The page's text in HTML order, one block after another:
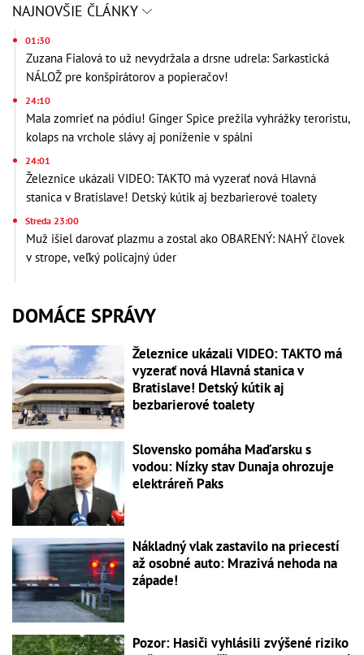
NAJNOVŠIE ČLÁNKY
01:30
Zuzana Fialová to už nevydržala a drsne udrela: Sarkastická
NÁLOŽ pre konšpirátorov a popieračov!
24:10
Mala zomrieť na pódiu! Ginger Spice prežila vyhrážky teroristu,
kolaps na vrchole slávy aj poníženie v spálni
24:01
Železnice ukázali VIDEO: TAKTO má vyzerať nová Hlavná
stanica v Bratislave! Detský kútik aj bezbarierové toalety
Streda 23:00
Muž išiel darovať plazmu a zostal ako OBARENÝ: NAHÝ človek
v strope, veľký policajný úder
DOMÁCE SPRÁVY
Železnice ukázali VIDEO: TAKTO má
vyzerať nová Hlavná stanica v
Bratislave! Detský kútik aj
bezbarierové toalety
Slovensko pomáha Maďarsku s
vodou: Nízky stav Dunaja ohrozuje
elektráreň Paks
Nákladný vlak zastavilo na priecestí
až osobné auto: Mrazivá nehoda na
západe!
Pozor: Hasiči vyhlásili zvýšené riziko